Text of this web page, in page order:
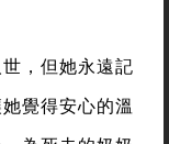
，但她永遠記
覺得安心的溫